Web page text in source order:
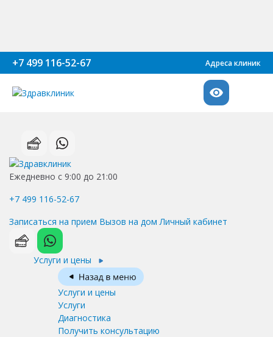
+7 499 116-52-67 Адреса клиник
Ежедневно с 9:00 до 21:00
+7 499 116-52-67
Записаться на прием Вызов на дом Личный кабинет
Услуги и цены
Услуги и цены
Услуги
Диагностика
Получить консультацию